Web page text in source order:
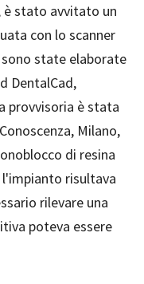
stato avvitato un
con lo scanner
state elaborate
DentalCad,
provvisoria è stata
Milano,
di resina
risultava
rilevare una
poteva essere